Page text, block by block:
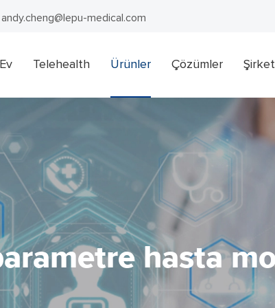
andy.cheng@lepu-medical.com
Ev Telehealth Ürünler Çözümler Şirket
hasta